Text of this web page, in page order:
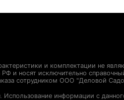
и комплектации не
и носят исключительно
сотрудником ООО "Деловой
информации с